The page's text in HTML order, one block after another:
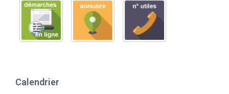
Calendrier